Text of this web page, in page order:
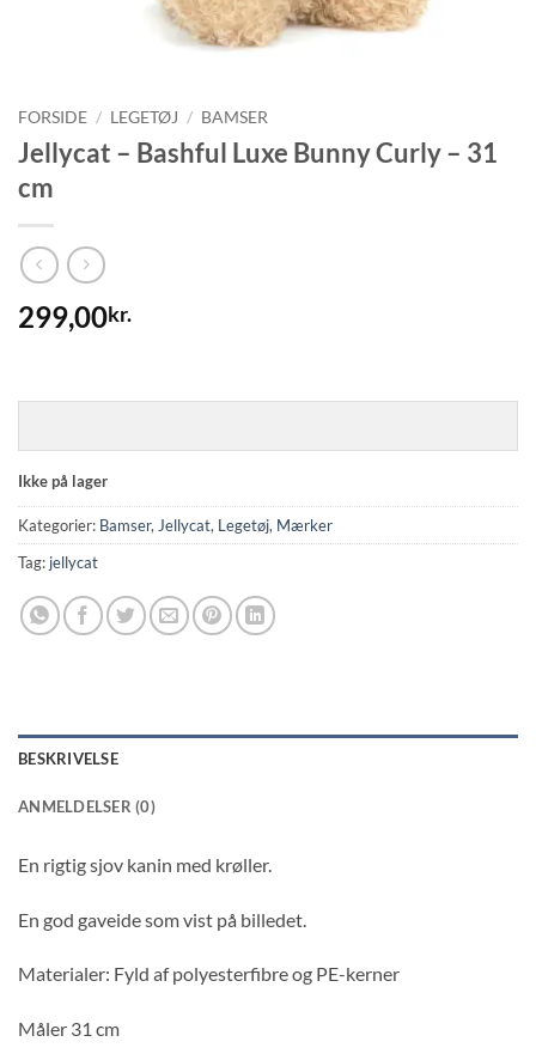
FORSIDE / LEGETØJ / BAMSER
Jellycat – Bashful Luxe Bunny Curly – 31
cm
299,00kr.
Ikke på lager
Kategorier: Bamser, Jellycat, Legetøj, Mærker
Tag: jellycat
BESKRIVELSE
ANMELDELSER (0)
En rigtig sjov kanin med krøller.
En god gaveide som vist på billedet.
Materialer: Fyld af polyesterfibre og PE-kerner
Måler 31 cm